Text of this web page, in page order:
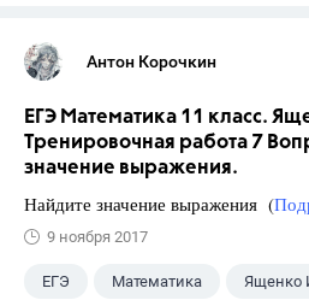
Антон Корочкин
ЕГЭ Математика 11 класс.
Тренировочная работа 7
значение выражения.
Найдите значение выражения (
9 ноября 2017
ЕГЭ Математика Ященко